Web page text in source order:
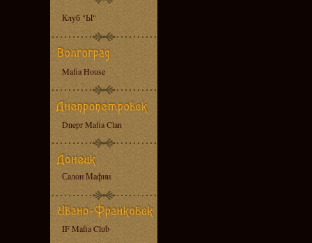
Клуб "Ы"
Mafia House
Dnepr Mafia Clan
Салон Мафии
IF Mafia Club